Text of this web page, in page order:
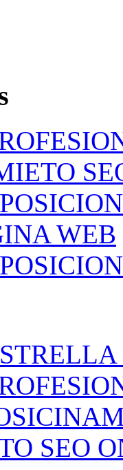
WEB
SEO